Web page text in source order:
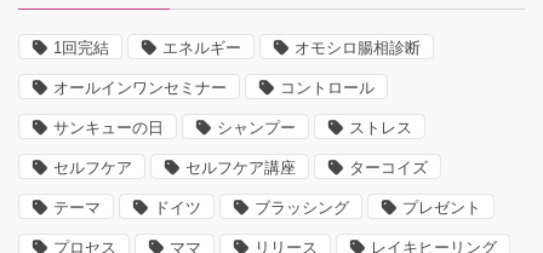
1回完結 エネルギー オモシロ腸相診断
オールインワンセミナー コントロール
サンキューの日 シャンプー ストレス
セルフケア セルフケア講座 ターコイズ
テーマ ドイツ ブラッシング プレゼント
プロセス ママ リリース レイキヒーリング